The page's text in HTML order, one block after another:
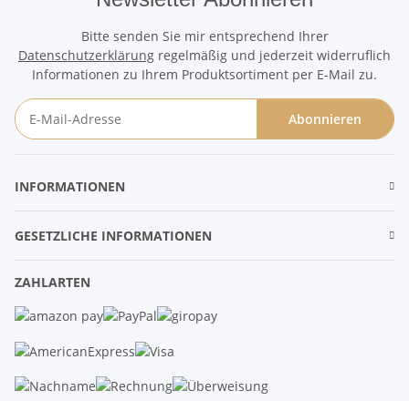
Bitte senden Sie mir entsprechend Ihrer
Datenschutzerklärung regelmäßig und jederzeit widerruflich
Informationen zu Ihrem Produktsortiment per E-Mail zu.
Abonnieren
INFORMATIONEN
GESETZLICHE INFORMATIONEN
ZAHLARTEN